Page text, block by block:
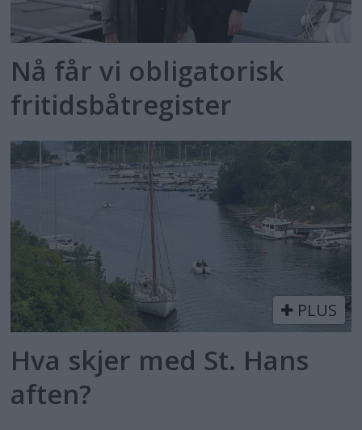
Nå får vi obligatorisk
fritidsbåtregister
PLUS
Hva skjer med St. Hans
aften?